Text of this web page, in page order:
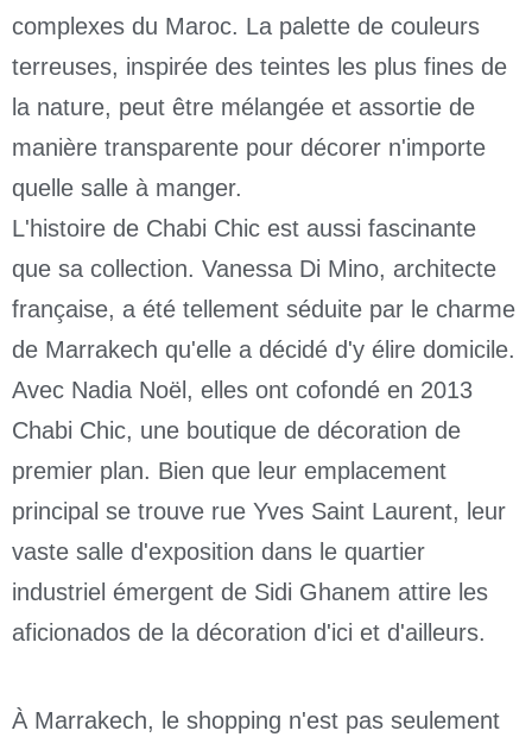
complexes du Maroc. La palette de couleurs
terreuses, inspirée des teintes les plus fines de
la nature, peut être mélangée et assortie de
manière transparente pour décorer n'importe
quelle salle à manger.
L'histoire de Chabi Chic est aussi fascinante
que sa collection. Vanessa Di Mino, architecte
française, a été tellement séduite par le charme
de Marrakech qu'elle a décidé d'y élire domicile.
Avec Nadia Noël, elles ont cofondé en 2013
Chabi Chic, une boutique de décoration de
premier plan. Bien que leur emplacement
principal se trouve rue Yves Saint Laurent, leur
vaste salle d'exposition dans le quartier
industriel émergent de Sidi Ghanem attire les
aficionados de la décoration d'ici et d'ailleurs.
À Marrakech, le shopping n'est pas seulement